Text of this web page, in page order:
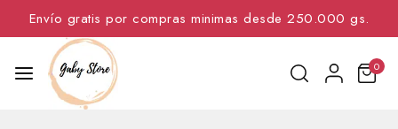
Envío gratis por compras minimas desde 250.000 gs.
0